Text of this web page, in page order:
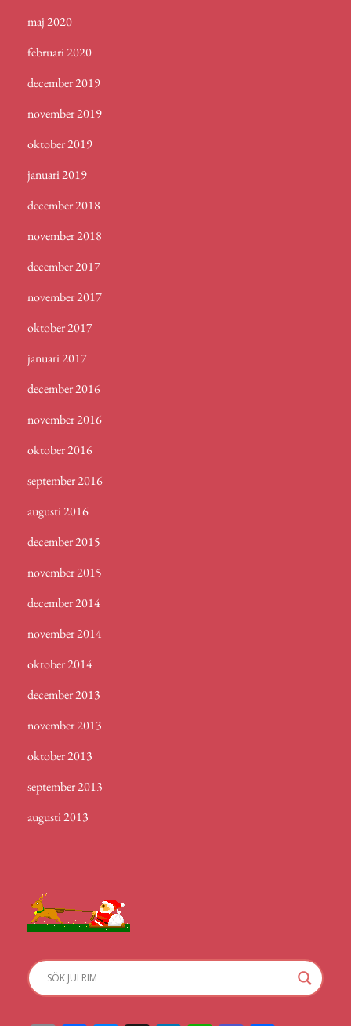
maj 2020
februari 2020
december 2019
november 2019
oktober 2019
januari 2019
december 2018
november 2018
december 2017
november 2017
oktober 2017
januari 2017
december 2016
november 2016
oktober 2016
september 2016
augusti 2016
december 2015
november 2015
december 2014
november 2014
oktober 2014
december 2013
november 2013
oktober 2013
september 2013
augusti 2013